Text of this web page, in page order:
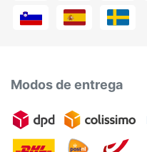
Modos de entrega